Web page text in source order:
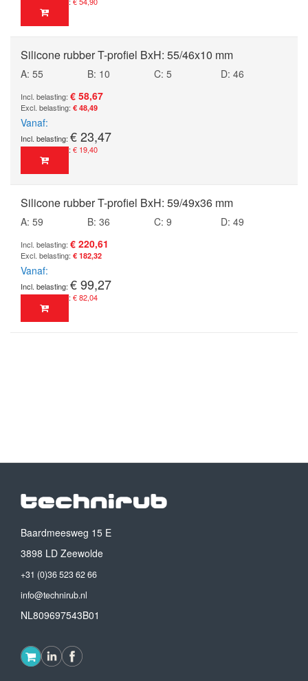
Silicone rubber T-profiel BxH: 55/46x10 mm
A: 55 B: 10 C: 5
D: 46
€ 58,67
€ 48,49
Vanaf
€ 23,47
€ 19,40
Silicone rubber T-profiel BxH: 59/49x36 mm
A: 59 B: 36 C: 9
D: 49
€ 220,61
€ 182,32
Vanaf
€ 99,27
€ 82,04
Baardmeesweg 15 E
3898 LD Zeewolde
+31 (0)36 523 62 66
info@technirub.nl
NL809697543B01